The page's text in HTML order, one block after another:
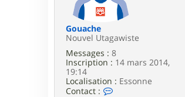
y
r
a
t
i
n
Gouache
Nouvel Utagawiste
Messages : 8
Inscription : 14 mars 2014,
19:14
Localisation : Essonne
Contact :